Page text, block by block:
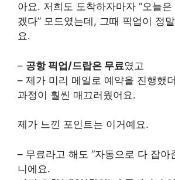
아요. 저희도 도착하자마자 “오늘
겠다” 모드였는데, 그때 픽업이 정
요.
– 공항 픽업/드랍은 무료였고
– 제가 미리 메일로 예약을 진행했
과정이 훨씬 매끄러웠어요.
제가 느낀 포인트는 이거예요.
– 무료라고 해도 “자동으로 다 잡아
니에요.